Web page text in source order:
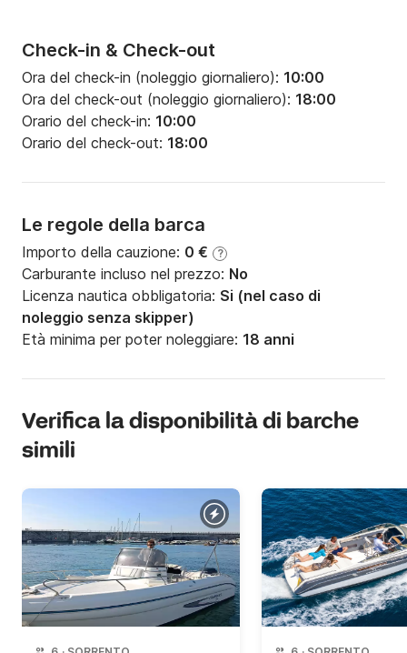
Check-in & Check-out
Ora del check-in (noleggio giornaliero): 10:00
Ora del check-out (noleggio giornaliero): 18:00
Orario del check-in: 10:00
Orario del check-out: 18:00
Le regole della barca
Importo della cauzione: 0 € ?
Carburante incluso nel prezzo: No
Licenza nautica obbligatoria: Si (nel caso di
noleggio senza skipper)
Età minima per poter noleggiare: 18 anni
Verifica la disponibilità di barche
simili